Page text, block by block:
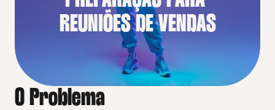
REUNIÕES DE VENDAS
O Problema